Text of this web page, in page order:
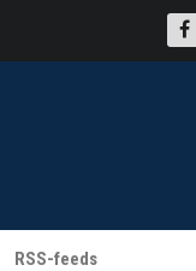
RSS-feeds